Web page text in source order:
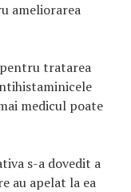
ameliorarea
tratarea
medicul poate
s-a dovedit a
au apelat la ea